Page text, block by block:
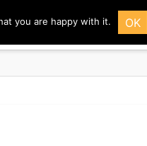
SOLUTIONS
you are happy with it. OK